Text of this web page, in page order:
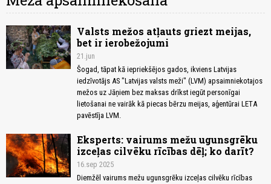
Valsts mežos atļauts griezt meijas,
bet ir ierobežojumi
21.jun
Šogad, tāpat kā iepriekšējos gados, ikviens Latvijas
iedzīvotājs AS "Latvijas valsts meži" (LVM) apsaimniekotajos
mežos uz Jāņiem bez maksas drīkst iegūt personīgai
lietošanai ne vairāk kā piecas bērzu meijas, aģentūrai LETA
pavēstīja LVM.
Eksperts: vairums mežu ugunsgrēku
izceļas cilvēku rīcības dēļ; ko darīt?
16.sep 2025
Diemžēl vairums mežu ugunsgrēku izceļas cilvēku rīcības